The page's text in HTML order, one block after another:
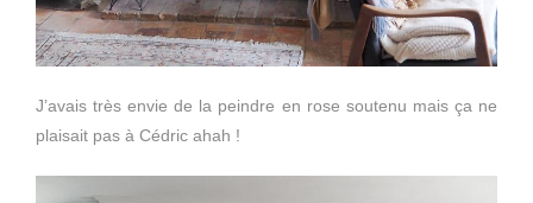
J’avais très envie de la peindre en rose soutenu mais ça ne
plaisait pas à Cédric ahah !